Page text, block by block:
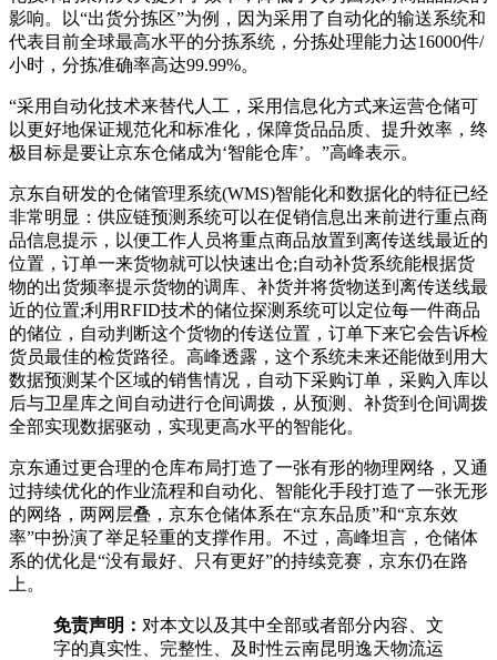
影响。以“出货分拣区”为例，因为采用了自动化的输送系统和
代表目前全球最高水平的分拣系统，分拣处理能力达16000件/
小时，分拣准确率高达99.99%。
“采用自动化技术来替代人工，采用信息化方式来运营仓储可
以更好地保证规范化和标准化，保障货品品质、提升效率，终
极目标是要让京东仓储成为‘智能仓库’。”高峰表示。
京东自研发的仓储管理系统(WMS)智能化和数据化的特征已经
非常明显：供应链预测系统可以在促销信息出来前进行重点商
品信息提示，以便工作人员将重点商品放置到离传送线最近的
位置，订单一来货物就可以快速出仓;自动补货系统能根据货
物的出货频率提示货物的调库、补货并将货物送到离传送线最
近的位置;利用RFID技术的储位探测系统可以定位每一件商品
的储位，自动判断这个货物的传送位置，订单下来它会告诉检
货员最佳的检货路径。高峰透露，这个系统未来还能做到用大
数据预测某个区域的销售情况，自动下采购订单，采购入库以
后与卫星库之间自动进行仓间调拨，从预测、补货到仓间调拨
全部实现数据驱动，实现更高水平的智能化。
京东通过更合理的仓库布局打造了一张有形的物理网络，又通
过持续优化的作业流程和自动化、智能化手段打造了一张无形
的网络，两网层叠，京东仓储体系在“京东品质”和“京东效
率”中扮演了举足轻重的支撑作用。不过，高峰坦言，仓储体
系的优化是“没有最好、只有更好”的持续竞赛，京东仍在路
上。
免责声明： 对本文以及其中全部或者部分内容、文
字的真实性、完整性、及时性云南昆明逸天物流运